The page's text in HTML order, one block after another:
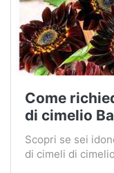
Come
di cimelio
Scopri se sei
di cimeli di